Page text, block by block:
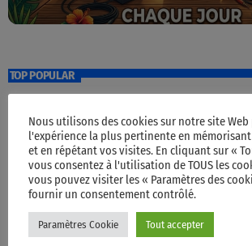
TOP POPULAR
Accueil
Programme
Nous utilisons des cookies sur notre site
l'expérience la plus pertinente en
et en répétant vos visites. En cliquant sur «
vous consentez à l'utilisation de TOUS les
vous pouvez visiter les « Paramètres des
fournir un consentement contrôlé.
Paramètres Cookie Tout accepter